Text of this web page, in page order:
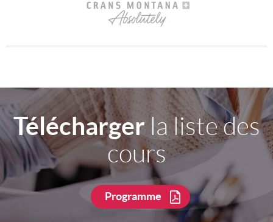
Téléchargerla liste des
cours
Programme